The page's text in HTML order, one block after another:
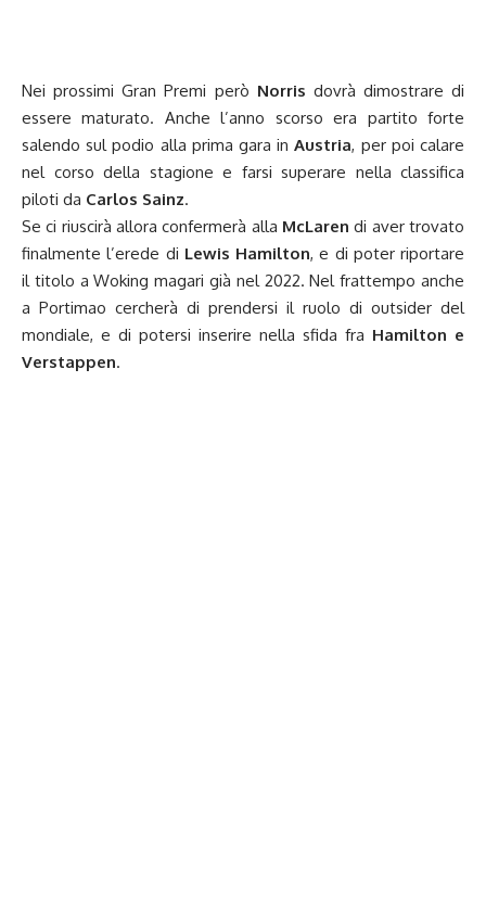
Nei prossimi Gran Premi però Norris dovrà dimostrare di
essere maturato. Anche l’anno scorso era partito forte
salendo sul podio alla prima gara inAustria, per poi calare
nel corso della stagione e farsi superare nella classifica
piloti da Carlos Sainz.
Se ci riuscirà allora confermerà alla McLaren di aver trovato
finalmente l’erede di Lewis Hamilton, e di poter riportare
il titolo a Woking magari già nel 2022. Nel frattempo anche
a Portimao cercherà di prendersi il ruolo di outsider del
mondiale, e di potersi inserire nella sfida fra Hamilton e
Verstappen.